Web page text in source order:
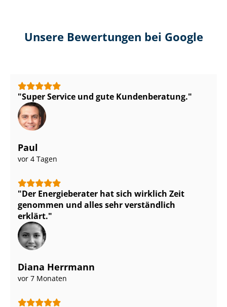
Unsere Bewertungen bei Google
Super Service und gute Kundenberatung.
Paul
vor 4 Tagen
Der Energieberater hat sich wirklich Zeit
genommen und alles sehr verständlich
erklärt.
Diana Herrmann
vor 7 Monaten